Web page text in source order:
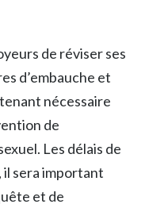
de réviser ses
d’embauche et
nécessaire
de
Les délais de
sera important
et de